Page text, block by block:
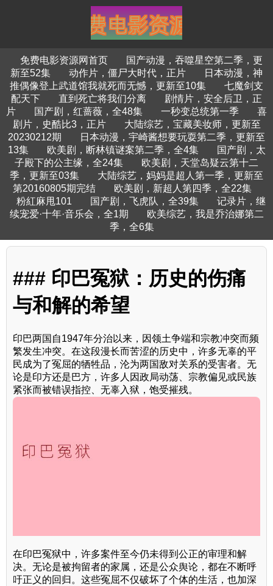
免费电影资源网首页
国产动漫，吞噬星空第二季，更
新至52集
动作片，僵尸大时代，正片
日本动漫，神
推偶像登上武道馆我就死而无憾，更新至10集
七魔剑支
配天下
直到死亡将我们分离
剧情片，安全后卫，正
片
国产剧，红蔷薇，全48集 一秒变总统第一季
喜
剧片，史酷比3，正片
大陆综艺，宝藏美妆师，更新至
20230212期
日本动漫，宇崎酱想要玩耍第二季，更新至
13集
欧美剧，断林镇谜案第二季，全4集
国产剧，太
子殿下的公主缘，全24集
欧美剧，天堂岛疑云第十二
季，更新至03集
大陆综艺，妈妈是超人第一季，更新至
第20160805期完结
欧美剧，新超人第四季，全22集
粉紅麻甩101
国产剧，飞虎队，全39集
记录片，继
续宠爱·十年·音乐会，全1期
欧美综艺，我是乔治娜第二
季，全6集
### 印巴冤狱：历史的伤痛
与和解的希望
印巴两国自1947年分治以来，因领土争端和宗教冲突而频
繁发生冲突。在这段漫长而苦涩的历史中，许多无辜的平
民成为了冤屈的牺牲品，沦为两国敌对关系的受害者。无
论是印方还是巴方，许多人因政局动荡、宗教偏见或民族
紧张而被错误指控、无辜入狱，饱受摧残。
在印巴冤狱中，许多案件至今仍未得到公正的审理和解
决。无论是被拘留者的家属，还是公众舆论，都在不断呼
吁正义的回归。这些冤屈不仅破坏了个体的生活，也加深